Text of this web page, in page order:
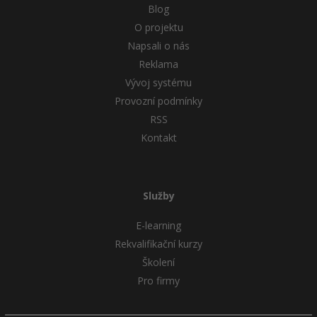
Blog
O projektu
Napsali o nás
Reklama
Vývoj systému
Provozní podmínky
RSS
Kontakt
Služby
E-learning
Rekvalifikační kurzy
Školení
Pro firmy